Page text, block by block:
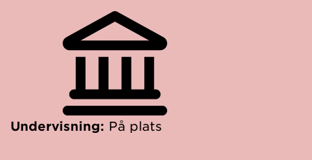
Undervisning: På plats